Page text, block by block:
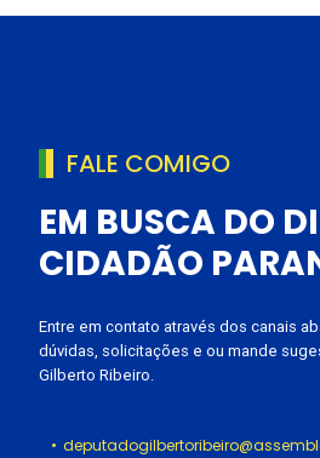
FALE COMIGO
EM BUSCA DO
CIDADÃO
Entre em contato através dos canais
dúvidas, solicitações e ou mande
Gilberto Ribeiro.